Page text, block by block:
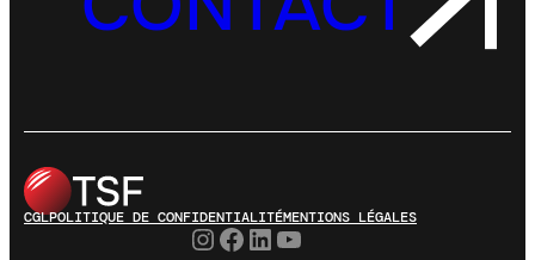
CGLPOLITIQUE DE CONFIDENTIALITÉMENTIONS LÉGALES
Instagram
Facebook
LinkedIn
YouTube